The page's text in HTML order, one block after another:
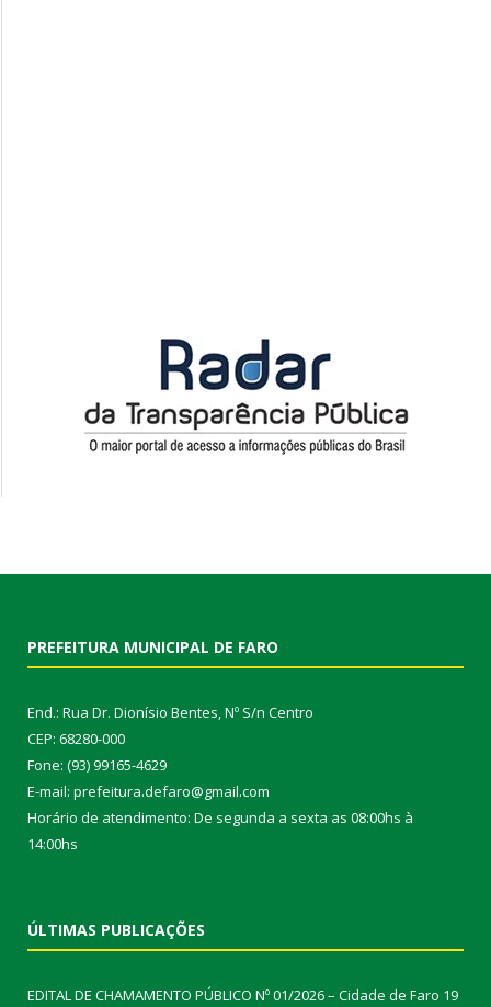
PREFEITURA MUNICIPAL DE FARO
End.: Rua Dr. Dionísio Bentes, Nº S/n Centro
CEP: 68280-000
Fone: (93) 99165-4629
E-mail: prefeitura.defaro@gmail.com
Horário de atendimento: De segunda a sexta as 08:00hs à
14:00hs
ÚLTIMAS PUBLICAÇÕES
EDITAL DE CHAMAMENTO PÚBLICO Nº 01/2026 – Cidade de Faro 19